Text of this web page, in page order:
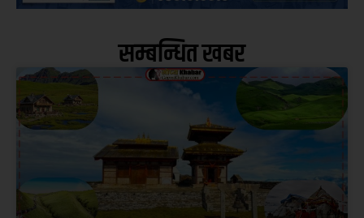
सम्बन्धित खबर